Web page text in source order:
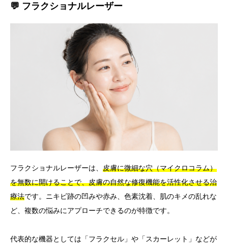
💬 フラクショナルレーザー
フラクショナルレーザーは、 皮膚に微細な穴（マイクロコラム）
を無数に開けることで、皮膚の自然な修復機能を活性化させる治
療法です。ニキビ跡の凹みや赤み、色素沈着、肌のキメの乱れな
ど、複数の悩みにアプローチできるのが特徴です。
代表的な機器としては「フラクセル」や「スカーレット」などが